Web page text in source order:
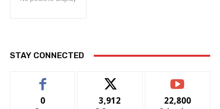
STAY CONNECTED
0 3,912 22,800